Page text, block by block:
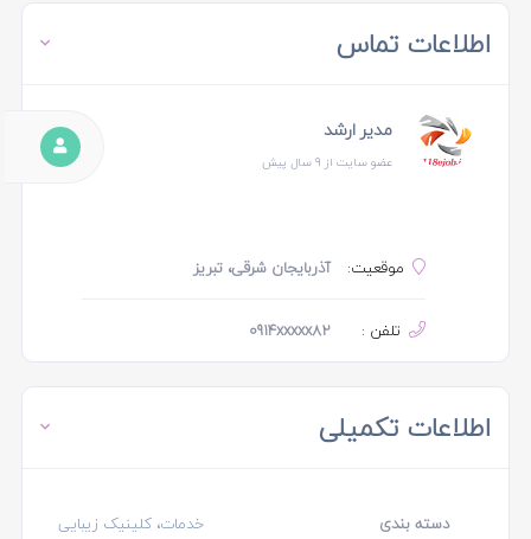
اطلاعات تماس
مدیر ارشد
عضو سایت از 9 سال پیش
موقعیت: آذربایجان شرقی، تبریز
تلفن : 0914xxxxx82
اطلاعات تکمیلی
دسته بندی خدمات، کلینیک زیبایی